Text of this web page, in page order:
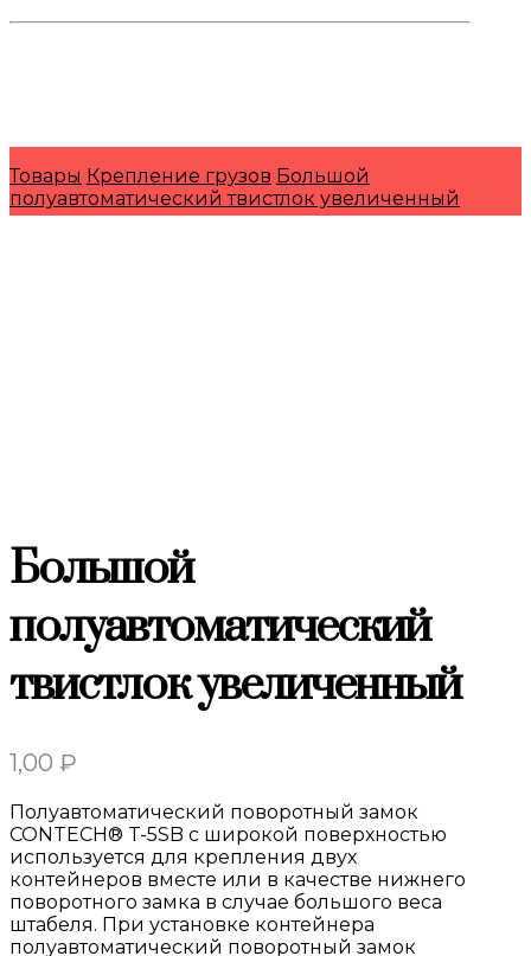
Товары Крепление грузов Большой
полуавтоматический твистлок увеличенный
Большой
полуавтоматический
твистлок увеличенный
1,00 ₽
Полуавтоматический поворотный замок
CONTECH® T-5SB с широкой поверхностью
используется для крепления двух
контейнеров вместе или в качестве нижнего
поворотного замка в случае большого веса
штабеля. При установке контейнера
полуавтоматический поворотный замок